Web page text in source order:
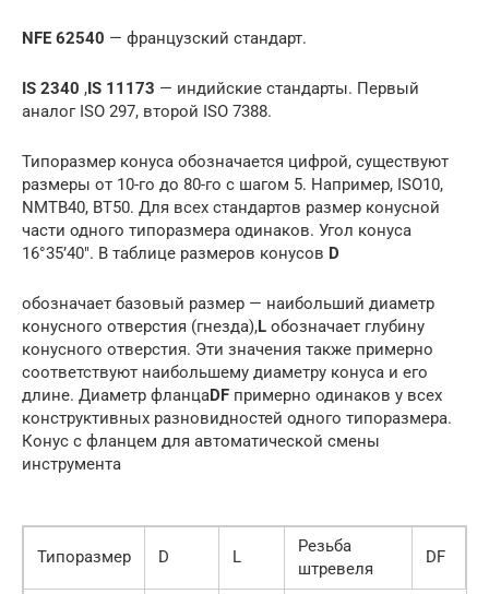
NFE 62540 — французский стандарт.
IS 2340 ,IS 11173 — индийские стандарты. Первый
аналог ISO 297, второй ISO 7388.
Типоразмер конуса обозначается цифрой, существуют
размеры от 10-го до 80-го с шагом 5. Например, ISO10,
NMTB40, BT50. Для всех стандартов размер конусной
части одного типоразмера одинаков. Угол конуса
16°35’40″. В таблице размеров конусов D
обозначает базовый размер — наибольший диаметр
конусного отверстия (гнезда),L обозначает глубину
конусного отверстия. Эти значения также примерно
соответствуют наибольшему диаметру конуса и его
длине. Диаметр фланцаDF примерно одинаков у всех
конструктивных разновидностей одного типоразмера.
Конус с фланцем для автоматической смены
инструмента
Типоразмер D L
Резьба
штревеля
DF